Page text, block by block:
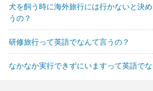
犬を飼う時に海外旅行には行かないと決
うの？
研修旅行って英語でなんて言うの？
なかなか実行できずにいますって英語で